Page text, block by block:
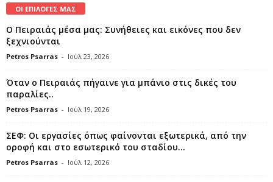
ΟΙ ΕΠΙΛΟΓΕΣ ΜΑΣ
Ο Πειραιάς μέσα μας: Συνήθειες και εικόνες που δεν
ξεχνιούνται
Petros Psarras - Ιούλ 23, 2026
Όταν ο Πειραιάς πήγαινε για μπάνιο στις δικές του
παραλίες..
Petros Psarras - Ιούλ 19, 2026
ΣΕΦ: Οι εργασίες όπως φαίνονται εξωτερικά, από την
οροφή και στο εσωτερικό του σταδίου...
Petros Psarras - Ιούλ 12, 2026